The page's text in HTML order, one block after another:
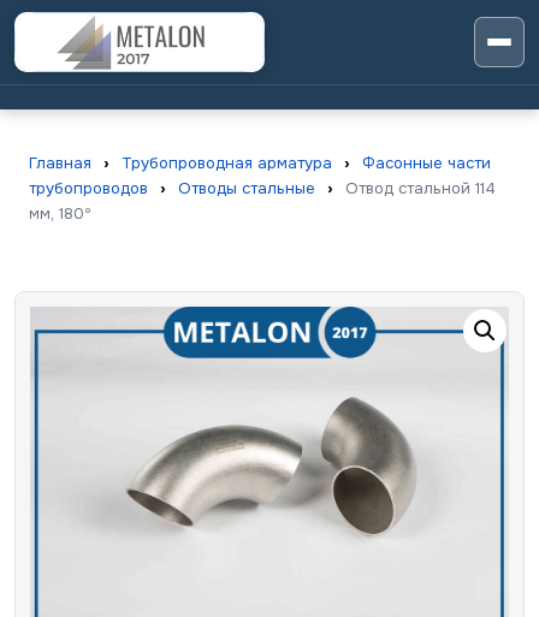
Главная › Трубопроводная арматура ›
Фасонные части
трубопроводов
› Отводы стальные ›
Отвод стальной 114
мм, 180º